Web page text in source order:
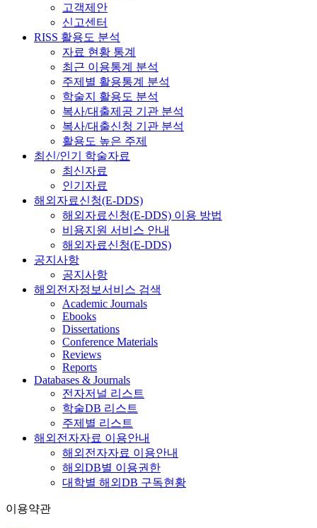
고객제안
신고센터
RISS 활용도 분석
자료 현황 통계
최근 이용통계 분석
주제별 활용통계 분석
학술지 활용도 분석
복사/대출제공 기관 분석
복사/대출신청 기관 분석
활용도 높은 주제
최신/인기 학술자료
최신자료
인기자료
해외자료신청(E-DDS)
해외자료신청(E-DDS) 이용 방법
비용지원 서비스 안내
해외자료신청(E-DDS)
공지사항
공지사항
해외전자정보서비스 검색
Academic Journals
Ebooks
Dissertations
Conference Materials
Reviews
Reports
Databases & Journals
전자저널 리스트
학술DB 리스트
주제별 리스트
해외전자자료 이용안내
해외전자자료 이용안내
해외DB별 이용권한
대학별 해외DB 구독현황
이용약관